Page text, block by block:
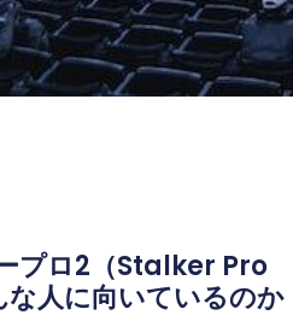
プロ2（Stalker Pro
な人に向いているのか